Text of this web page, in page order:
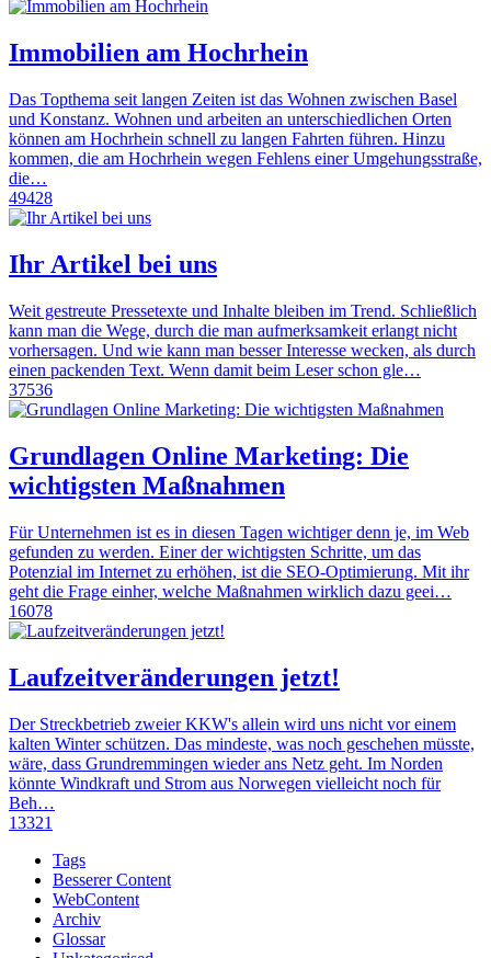
Immobilien am Hochrhein
Das Topthema seit langen Zeiten ist das Wohnen zwischen Basel
und Konstanz. Wohnen und arbeiten an unterschiedlichen Orten
können am Hochrhein schnell zu langen Fahrten führen. Hinzu
kommen, die am Hochrhein wegen Fehlens einer Umgehungsstraße,
die…
49428
Ihr Artikel bei uns
Weit gestreute Pressetexte und Inhalte bleiben im Trend. Schließlich
kann man die Wege, durch die man aufmerksamkeit erlangt nicht
vorhersagen. Und wie kann man besser Interesse wecken, als durch
einen packenden Text. Wenn damit beim Leser schon gle…
37536
Grundlagen Online Marketing: Die
wichtigsten Maßnahmen
Für Unternehmen ist es in diesen Tagen wichtiger denn je, im Web
gefunden zu werden. Einer der wichtigsten Schritte, um das
Potenzial im Internet zu erhöhen, ist die SEO-Optimierung. Mit ihr
geht die Frage einher, welche Maßnahmen wirklich dazu geei…
16078
Laufzeitveränderungen jetzt!
Der Streckbetrieb zweier KKW's allein wird uns nicht vor einem
kalten Winter schützen. Das mindeste, was noch geschehen müsste,
wäre, dass Grundremmingen wieder ans Netz geht. Im Norden
könnte Windkraft und Strom aus Norwegen vielleicht noch für
Beh…
13321
Tags
Besserer Content
WebContent
Archiv
Glossar